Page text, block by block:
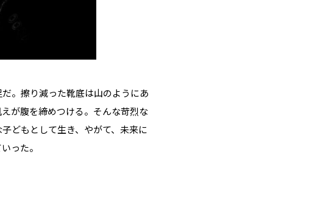
。擦り減った靴底は山のようにあ
が腹を締めつける。そんな苛烈な
どもとして生き、やがて、未来に
った。